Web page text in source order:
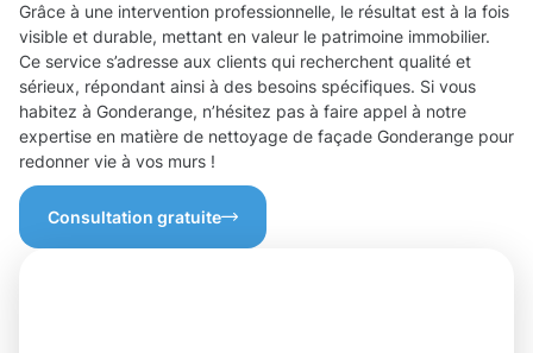
Grâce à une intervention professionnelle, le résultat est à la fois
visible et durable, mettant en valeur le patrimoine immobilier.
Ce service s’adresse aux clients qui recherchent qualité et
sérieux, répondant ainsi à des besoins spécifiques. Si vous
habitez à Gonderange, n’hésitez pas à faire appel à notre
expertise en matière de nettoyage de façade Gonderange pour
redonner vie à vos murs !
Consultation gratuite